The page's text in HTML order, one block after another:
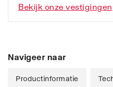
Bekijk onze vestigingen
Navigeer naar
Productinformatie